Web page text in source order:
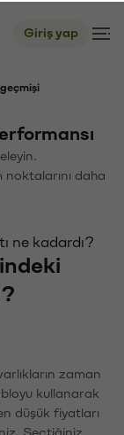
Giriş yap
daha
ne kadardı?
zaman
kullanarak
düşük fiyatları
Seçtiğiniz